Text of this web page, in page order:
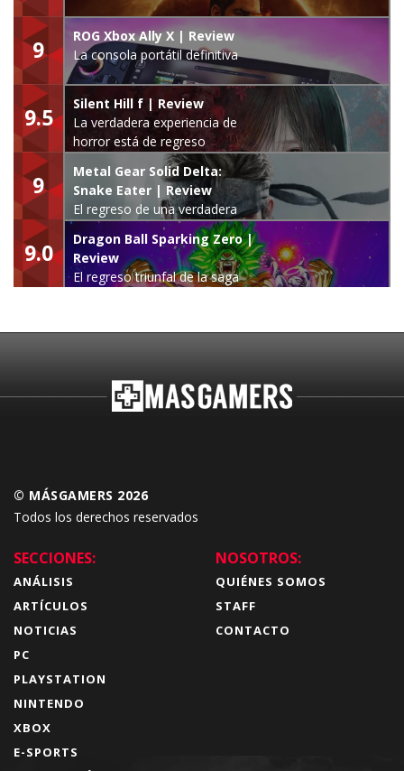
9
ROG Xbox Ally X | Review
La consola portátil definitiva
9.5
Silent Hill f | Review
La verdadera experiencia de
horror está de regreso
9
Metal Gear Solid Delta:
Snake Eater | Review
El regreso de una verdadera
leyenda
9.0
Dragon Ball Sparking Zero |
Review
El regreso triunfal de la saga
© MÁSGAMERS 2026
Todos los derechos reservados
SECCIONES:
ANÁLISIS
ARTÍCULOS
NOTICIAS
PC
PLAYSTATION
NINTENDO
XBOX
E-SPORTS
NOSOTROS:
QUIÉNES SOMOS
STAFF
CONTACTO